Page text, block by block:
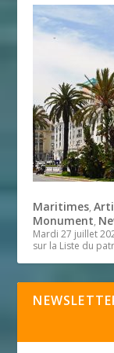
Maritimes,
Monument,
Mardi 27 juillet
sur la Liste du